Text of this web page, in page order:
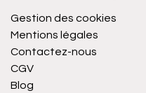
Gestion des cookies
Mentions légales
Contactez-nous
CGV
Blog